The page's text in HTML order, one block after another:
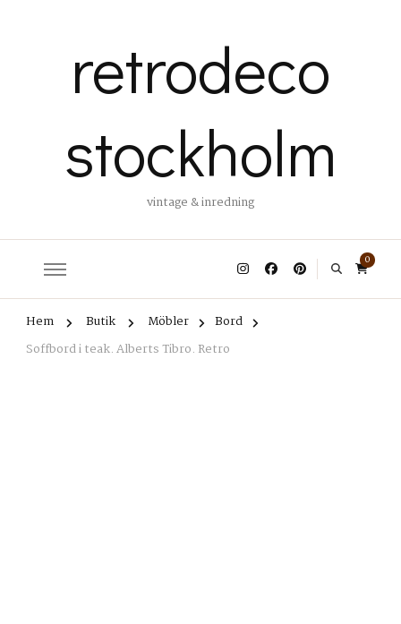
retrodeco
stockholm
vintage & inredning
0
Hem Butik Möbler
Bord
Soffbord i teak. Alberts Tibro. Retro